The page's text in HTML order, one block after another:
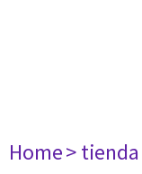
Home> tienda